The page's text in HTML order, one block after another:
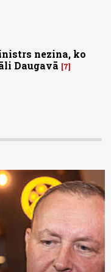
nezina, ko
Daugavā
7